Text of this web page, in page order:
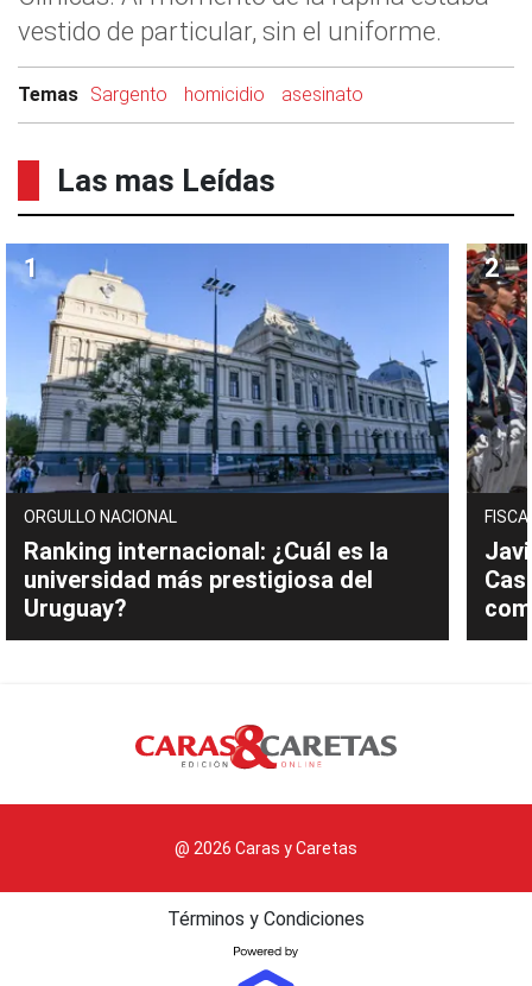
vestido de particular, sin el uniforme.
Temas Sargento homicidio asesinato
Las mas Leídas
ORGULLO NACIONAL
Ranking internacional: ¿Cuál es la
universidad más prestigiosa del
Uruguay?
@ 2026 Caras y Caretas
Términos y Condiciones